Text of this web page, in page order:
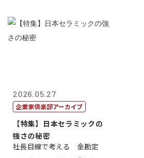
2026.05.27
企業家倶楽部アーカイブ
【特集】日本セラミックの
強さの秘密
社長目線で考える 金勘定